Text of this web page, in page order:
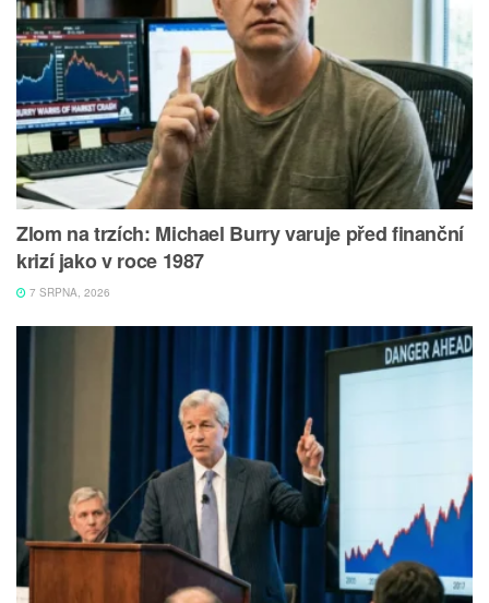
Zlom na trzích: Michael Burry varuje před finanční
krizí jako v roce 1987
7 SRPNA, 2026